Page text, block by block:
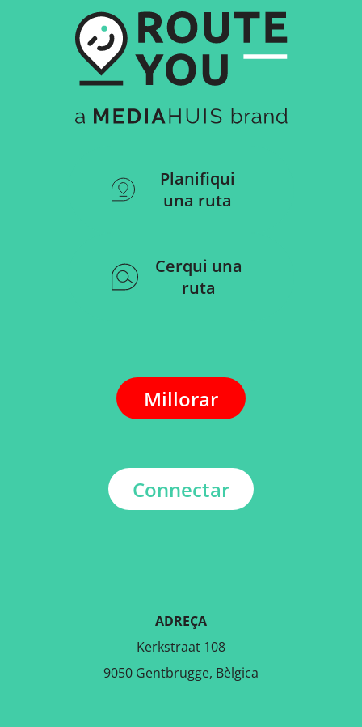
Planifiqui
una ruta
Cerqui una
ruta
Millorar
Connectar
ADREÇA
Kerkstraat 108
9050 Gentbrugge, Bèlgica